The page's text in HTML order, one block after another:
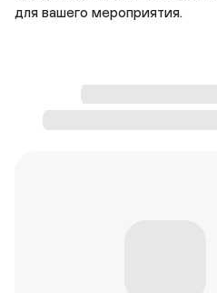
для вашего мероприятия.